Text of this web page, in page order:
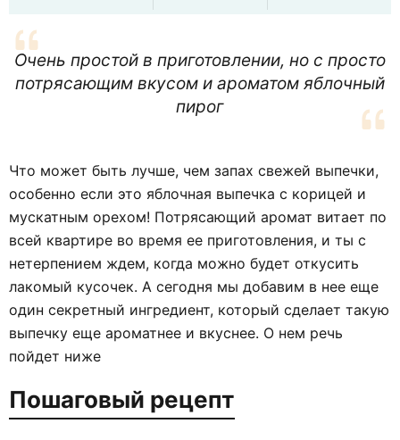
Очень простой в приготовлении, но с просто
потрясающим вкусом и ароматом яблочный
пирог
Что может быть лучше, чем запах свежей выпечки,
особенно если это яблочная выпечка с корицей и
мускатным орехом! Потрясающий аромат витает по
всей квартире во время ее приготовления, и ты с
нетерпением ждем, когда можно будет откусить
лакомый кусочек. А сегодня мы добавим в нее еще
один секретный ингредиент, который сделает такую
выпечку еще ароматнее и вкуснее. О нем речь
пойдет ниже
Пошаговый рецепт